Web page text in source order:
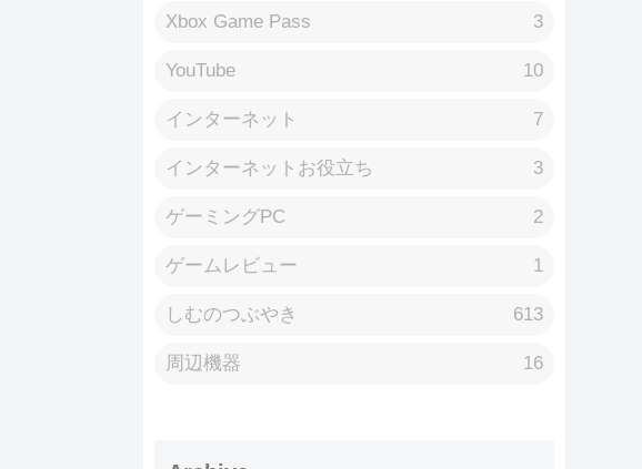
Xbox Game Pass 3
YouTube 10
インターネット 7
インターネットお役立ち 3
ゲーミングPC 2
ゲームレビュー 1
しむのつぶやき 613
周辺機器 16